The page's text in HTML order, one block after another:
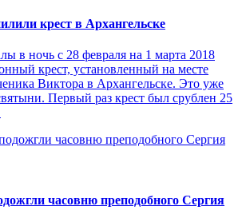
крест в Архангельске
в ночь с 28 февраля на 1 марта 2018
крест, установленный на месте
Виктора в Архангельске. Это уже
Первый раз крест был срублен 25
часовню преподобного Сергия